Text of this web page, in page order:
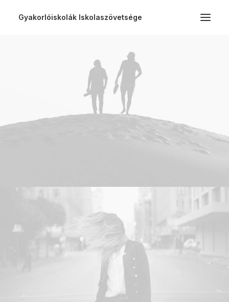
Gyakorlóiskolák Iskolaszövetsége